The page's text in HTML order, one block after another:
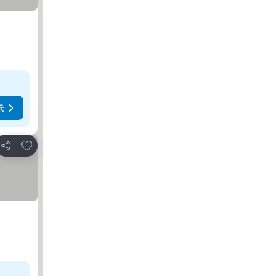
シェア
お気に入りに追加